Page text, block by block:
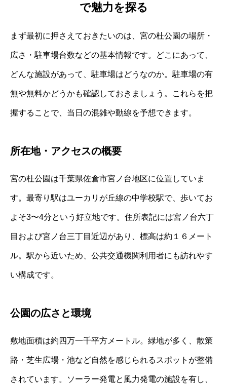
で魅力を探る
まず最初に押さえておきたいのは、宮の杜公園の場所・
広さ・駐車場台数などの基本情報です。どこにあって、
どんな施設があって、駐車場はどうなのか。駐車場の有
無や無料かどうかも確認しておきましょう。これらを把
握することで、当日の混雑や動線を予想できます。
所在地・アクセスの概要
宮の杜公園は千葉県佐倉市宮ノ台地区に位置していま
す。最寄り駅はユーカリが丘線の中学校駅で、歩いてお
よそ3〜4分という好立地です。住所表記には宮ノ台六丁
目および宮ノ台三丁目近辺があり、標高は約１６メート
ル。駅から近いため、公共交通機関利用者にも訪れやす
い構成です。
公園の広さと環境
敷地面積は約四万一千平方メートル。緑地が多く、散策
路・芝生広場・池など自然を感じられるスポットが整備
されています。ソーラー発電と風力発電の施設を有し、